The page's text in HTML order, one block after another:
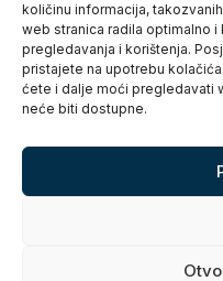
količinu informacija,
web stranica radila optimalno
pregledavanja i korištenja.
pristajete na upotrebu
ćete i dalje moći pregledavati
neće biti dostupne.
Zaštita osobnih
Pristup informacijama
Kolačići
Izjava o pristupačnosti
Turistička zajednica